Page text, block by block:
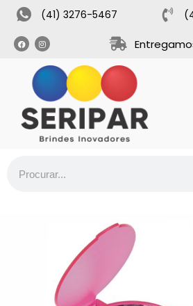
(41) 3276-5467